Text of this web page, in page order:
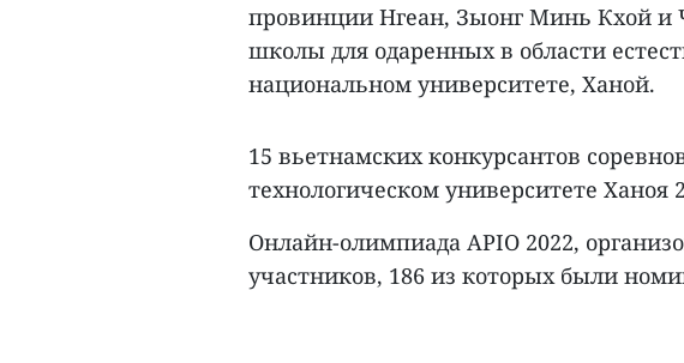
провинции Нгеан, Зыонг Минь Кхой и
школы для одаренных в области
национальном университете, Ханой.
15 вьетнамских конкурсантов
технологическом университете Ханоя
Онлайн-олимпиада APIO 2022,
участников, 186 из которых были